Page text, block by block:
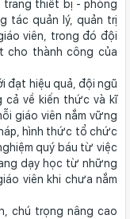
thiết bị - phòng
tác quản lý, quản trị
viên, trong đó đội
cho thành công của
hiệu quả, đội ngũ
cả về kiến thức và kĩ
giáo viên nắm vững
hình thức tổ chức
quý báu từ việc
dạy học từ những
viên khi chưa nắm
chú trọng nâng cao